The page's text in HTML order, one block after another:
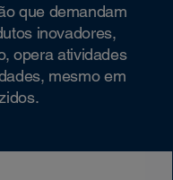
que demandam
inovadores,
opera atividades
mesmo em